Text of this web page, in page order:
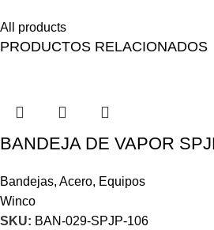
All products
PRODUCTOS RELACIONADOS
BANDEJA DE VAPOR
Bandejas, Acero, Equipos
Winco
SKU: BAN-029-SPJP-106